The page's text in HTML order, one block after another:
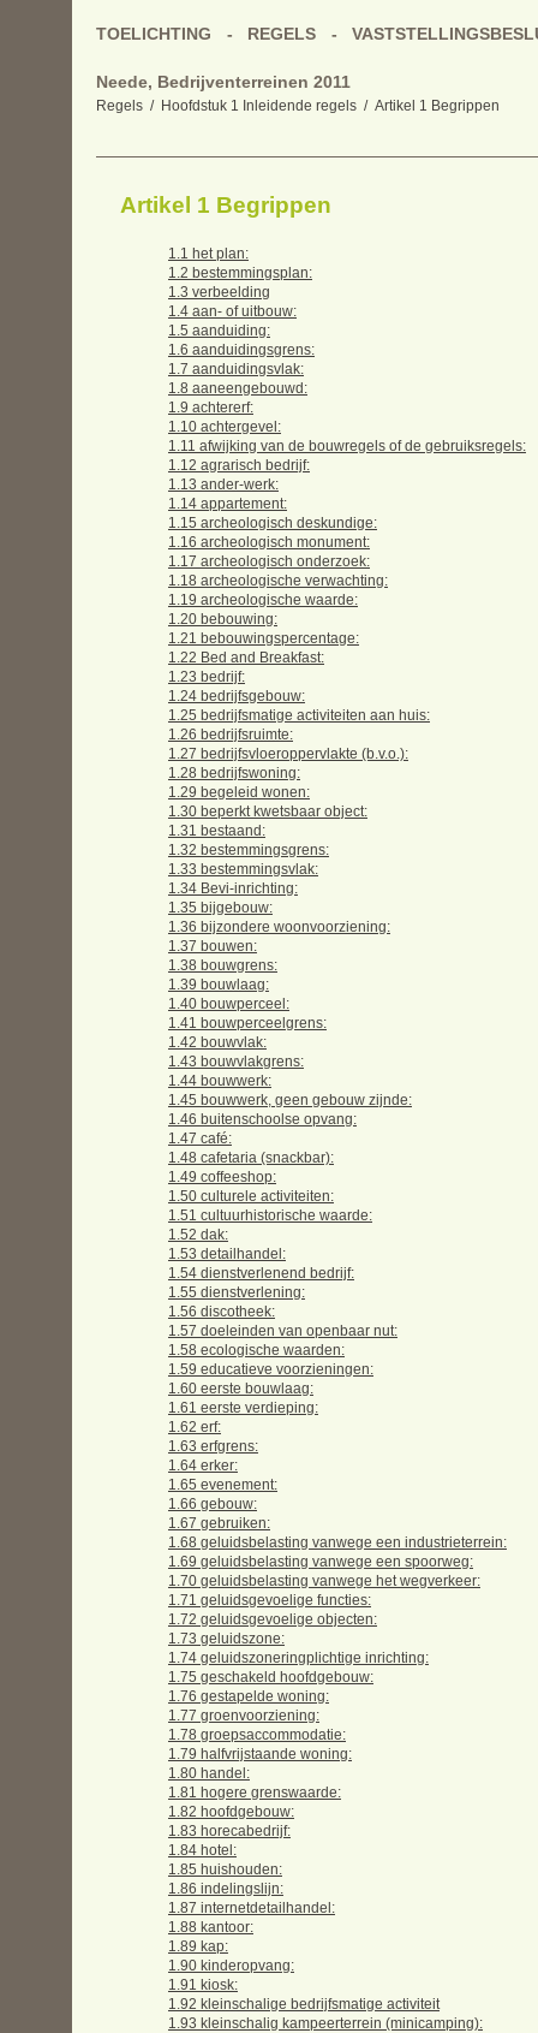
Neede, Bedrijventerreinen 2011
Regels Hoofdstuk 1 Inleidende regels Artikel 1 Begrippen
TOELICHTING REGELS
Artikel 1 Begrippen
1.1 het plan:
1.2 bestemmingsplan:
1.3 verbeelding
1.4 aan- of uitbouw:
1.5 aanduiding:
1.6 aanduidingsgrens:
1.7 aanduidingsvlak:
1.8 aaneengebouwd:
1.9 achtererf:
1.10 achtergevel:
1.11 afwijking van de bouwregels of de gebruiksregels:
1.12 agrarisch bedrijf:
1.13 ander-werk:
1.14 appartement:
1.15 archeologisch deskundige:
1.16 archeologisch monument:
1.17 archeologisch onderzoek:
1.18 archeologische verwachting:
1.19 archeologische waarde:
1.20 bebouwing:
1.21 bebouwingspercentage:
1.22 Bed and Breakfast:
1.23 bedrijf:
1.24 bedrijfsgebouw:
1.25 bedrijfsmatige activiteiten aan huis:
1.26 bedrijfsruimte:
1.27 bedrijfsvloeroppervlakte (b.v.o.):
1.28 bedrijfswoning:
1.29 begeleid wonen:
1.30 beperkt kwetsbaar object:
1.31 bestaand:
1.32 bestemmingsgrens:
1.33 bestemmingsvlak:
1.34 Bevi-inrichting:
1.35 bijgebouw:
1.36 bijzondere woonvoorziening:
1.37 bouwen:
1.38 bouwgrens:
1.39 bouwlaag:
1.40 bouwperceel:
1.41 bouwperceelgrens:
1.42 bouwvlak:
1.43 bouwvlakgrens:
1.44 bouwwerk:
1.45 bouwwerk, geen gebouw zijnde:
1.46 buitenschoolse opvang:
1.47 café:
1.48 cafetaria (snackbar):
1.49 coffeeshop:
1.50 culturele activiteiten:
1.51 cultuurhistorische waarde:
1.52 dak:
1.53 detailhandel:
1.54 dienstverlenend bedrijf:
1.55 dienstverlening:
1.56 discotheek:
1.57 doeleinden van openbaar nut:
1.58 ecologische waarden:
1.59 educatieve voorzieningen:
1.60 eerste bouwlaag:
1.61 eerste verdieping:
1.62 erf:
1.63 erfgrens:
1.64 erker:
1.65 evenement:
1.66 gebouw:
1.67 gebruiken:
1.68 geluidsbelasting vanwege een industrieterrein:
1.69 geluidsbelasting vanwege een spoorweg:
1.70 geluidsbelasting vanwege het wegverkeer:
1.71 geluidsgevoelige functies:
1.72 geluidsgevoelige objecten:
1.73 geluidszone:
1.74 geluidszoneringplichtige inrichting:
1.75 geschakeld hoofdgebouw:
1.76 gestapelde woning:
1.77 groenvoorziening:
1.78 groepsaccommodatie:
1.79 halfvrijstaande woning:
1.80 handel:
1.81 hogere grenswaarde:
1.82 hoofdgebouw:
1.83 horecabedrijf:
1.84 hotel:
1.85 huishouden:
1.86 indelingslijn:
1.87 internetdetailhandel:
1.88 kantoor:
1.89 kap:
1.90 kinderopvang:
1.91 kiosk:
1.92 kleinschalige bedrijfsmatige activiteit
1.93 kleinschalig kampeerterrein (minicamping):